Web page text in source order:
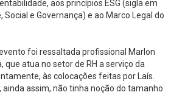
aos princípios ESG (sigla em
e Governança) e ao Marco Legal do
foi ressaltada profissional Marlon
que atua no setor de RH a serviço da
às colocações feitas por Laís.
ainda assim, não tinha noção do tamanho